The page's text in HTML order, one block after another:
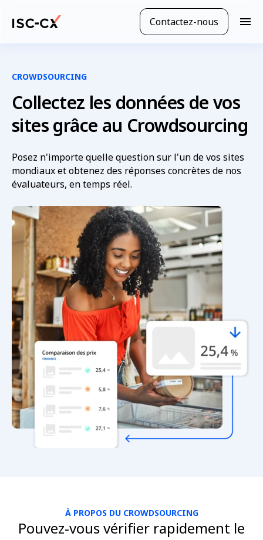
principal
Contactez-nous
N
CROWDSOURCING
Collectez les données de vos
sites grâce au Crowdsourcing
Posez n'importe quelle question sur l'un de vos sites
mondiaux et obtenez des réponses concrètes de nos
évaluateurs, en temps réel.
À PROPOS DU CROWDSOURCING
Pouvez-vous vérifier rapidement le